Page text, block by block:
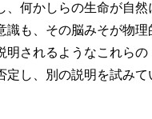
、何かしらの生命が自
識も、その脳みそが物
されるようなこれら
し、別の説明を試み